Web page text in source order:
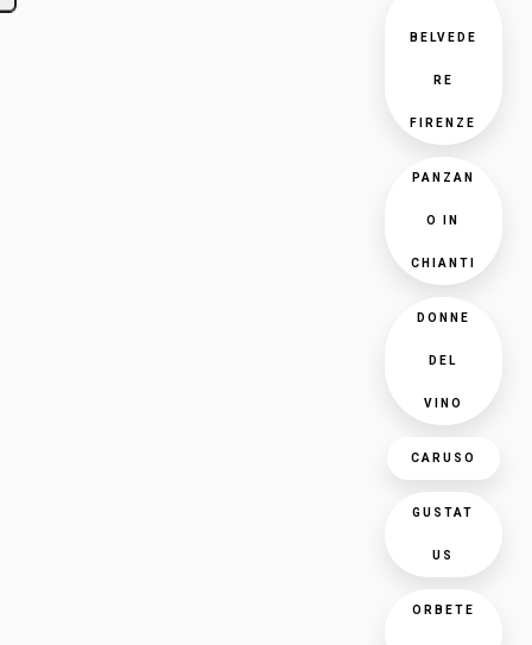
BELVEDE
RE
FIRENZE
PANZAN
O IN
CHIANTI
DONNE
DEL
VINO
CARUSO
GUSTAT
US
ORBETE